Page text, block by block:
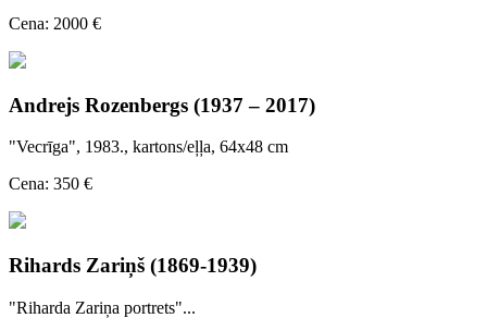
Cena: 2000 €
Andrejs Rozenbergs (1937 – 2017)
"Vecrīga", 1983., kartons/eļļa, 64x48 cm
Cena: 350 €
Rihards Zariņš (1869-1939)
"Riharda Zariņa portrets"...